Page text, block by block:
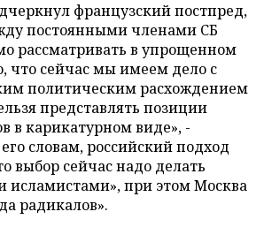
французский постпред,
постоянными членами СБ
рассматривать в упрощенном
что сейчас мы имеем дело с
политическим расхождением
представлять позиции
в карикатурном виде», -
словам, российский подход
выбор сейчас надо делать
исламистами», при этом Москва
радикалов».